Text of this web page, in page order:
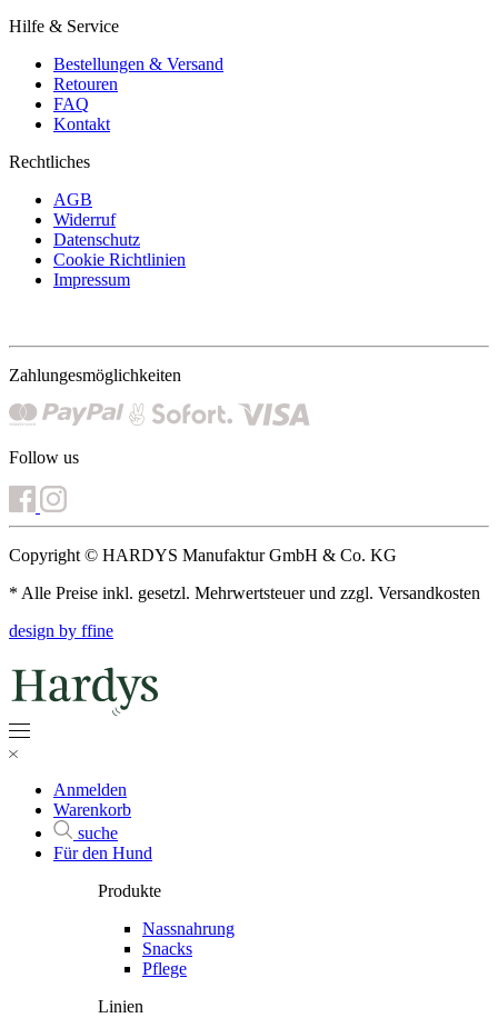
Hilfe & Service
Bestellungen & Versand
Retouren
FAQ
Kontakt
Rechtliches
AGB
Widerruf
Datenschutz
Cookie Richtlinien
Impressum
Zahlungesmöglichkeiten
Follow us
Copyright © HARDYS Manufaktur GmbH & Co. KG
* Alle Preise inkl. gesetzl. Mehrwertsteuer und zzgl. Versandkosten
design by ffine
Anmelden
Warenkorb
suche
Für den Hund
Produkte
Nassnahrung
Snacks
Pflege
Linien